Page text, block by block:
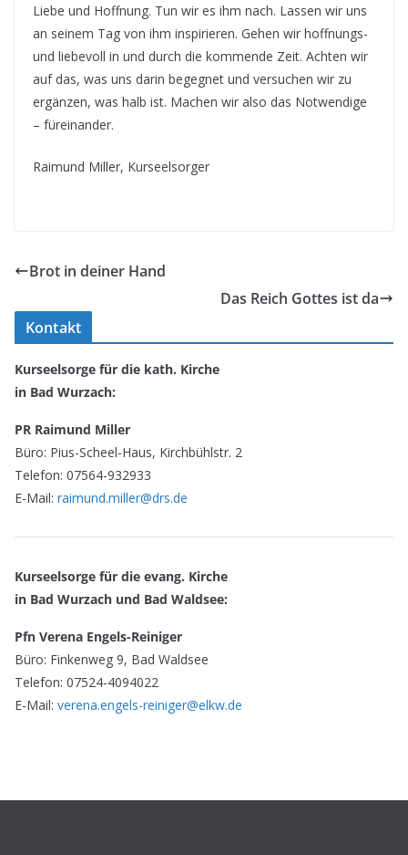
Liebe und Hoffnung. Tun wir es ihm nach. Lassen wir uns
an seinem Tag von ihm inspirieren. Gehen wir hoffnungs-
und liebevoll in und durch die kommende Zeit. Achten wir
auf das, was uns darin begegnet und versuchen wir zu
ergänzen, was halb ist. Machen wir also das Notwendige
– füreinander.
Raimund Miller, Kurseelsorger
Brot in deiner Hand
Das Reich Gottes ist da
Kontakt
Kurseelsorge für die kath. Kirche
in Bad Wurzach:
PR Raimund Miller
Büro: Pius-Scheel-Haus, Kirchbühlstr. 2
Telefon: 07564-932933
E-Mail: raimund.miller@drs.de
Kurseelsorge für die evang. Kirche
in Bad Wurzach und Bad Waldsee:
Pfn Verena Engels-Reiniger
Büro: Finkenweg 9, Bad Waldsee
Telefon: 07524-4094022
E-Mail: verena.engels-reiniger@elkw.de